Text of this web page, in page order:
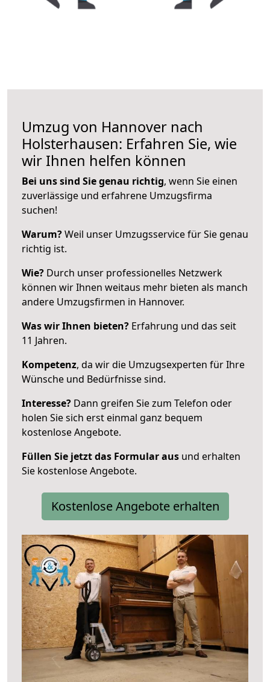
Umzug von Hannover nach
Holsterhausen: Erfahren Sie, wie
wir Ihnen helfen können
Bei uns sind Sie genau richtig, wenn Sie einen
zuverlässige und erfahrene Umzugsfirma
suchen!
Warum?Weil unser Umzugsservice für Sie genau
richtig ist.
Wie? Durch unser professionelles Netzwerk
können wir Ihnen weitaus mehr bieten als manch
andere Umzugsfirmen in Hannover.
Was wir Ihnen bieten? Erfahrung und das seit
11 Jahren.
Kompetenz, da wir die Umzugsexperten für Ihre
Wünsche und Bedürfnisse sind.
Interesse? Dann greifen Sie zum Telefon oder
holen Sie sich erst einmal ganz bequem
kostenlose Angebote.
Füllen Sie jetzt das Formular aus und erhalten
Sie kostenlose Angebote.
Kostenlose Angebote erhalten